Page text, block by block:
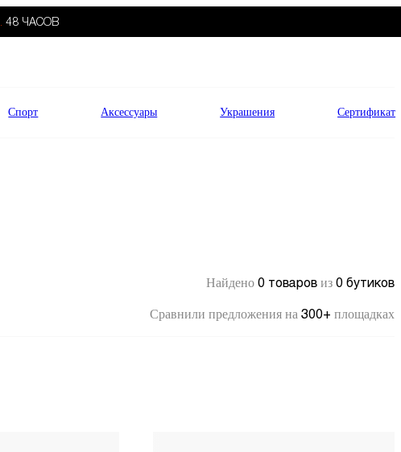
48 ЧАСОВ
Спорт Аксессуары Украшения Сертификат
Найдено 0 товаров из 0 бутиков
Сравнили предложения на 300+ площадках